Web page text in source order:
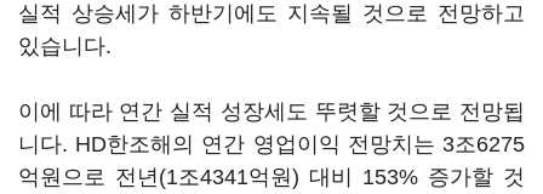
실적 상승세가 하반기에도 지속될 것으로 전망하고
있습니다.
이에 따라 연간 실적 성장세도 뚜렷할 것으로 전망됩
니다. HD한조해의 연간 영업이익 전망치는 3조6275
억원으로 전년(1조4341억원) 대비 153% 증가할 것